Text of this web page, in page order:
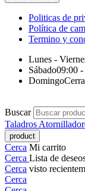
Politicas de
Política de
Termino y
Lunes -
Sábado09:00
Domingo
Buscar
Taladros
Cerca Mi carrito
Cerca Lista de
Cerca visto
Cerca